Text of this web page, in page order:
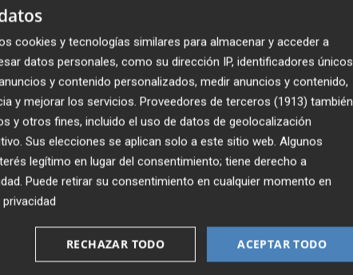
cookies y tecnologías similares para almacenar y acceder a
datos personales, como su dirección IP, identificadores únicos
y contenido personalizados, medir anuncios y contenido,
y mejorar los servicios. Proveedores de terceros (1913) también
y otros fines, incluido el uso de datos de geolocalización
Sus elecciones se aplican solo a este sitio web. Algunos
legítimo en lugar del consentimiento; tiene derecho a
. Puede retirar su consentimiento en cualquier momento en
ACEPTAR TODO
RECHAZAR TODO